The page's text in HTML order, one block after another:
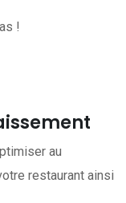
!
au
restaurant ainsi